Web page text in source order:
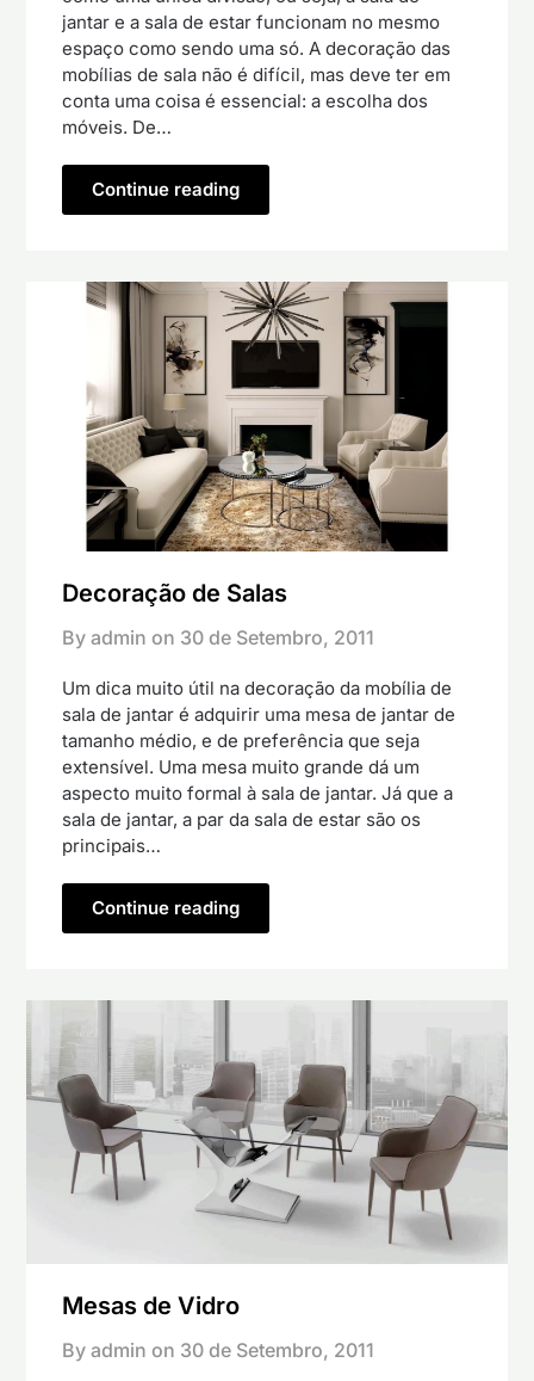
jantar e a sala de estar funcionam no mesmo
espaço como sendo uma só. A decoração das
mobílias de sala não é difícil, mas deve ter em
conta uma coisa é essencial: a escolha dos
móveis. De…
Continue reading
Decoração de Salas
By admin on 30 de Setembro, 2011
Um dica muito útil na decoração da mobília de
sala de jantar é adquirir uma mesa de jantar de
tamanho médio, e de preferência que seja
extensível. Uma mesa muito grande dá um
aspecto muito formal à sala de jantar. Já que a
sala de jantar, a par da sala de estar são os
principais…
Continue reading
Mesas de Vidro
By admin on 30 de Setembro, 2011